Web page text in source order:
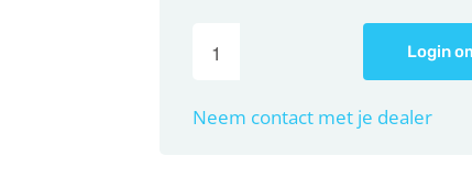
Login
Neem contact met je dealer